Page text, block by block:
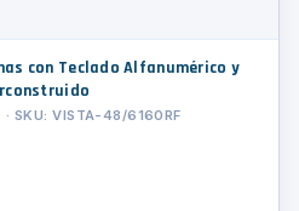
con Teclado Alfanumérico y
· SKU: VISTA-48/6160RF